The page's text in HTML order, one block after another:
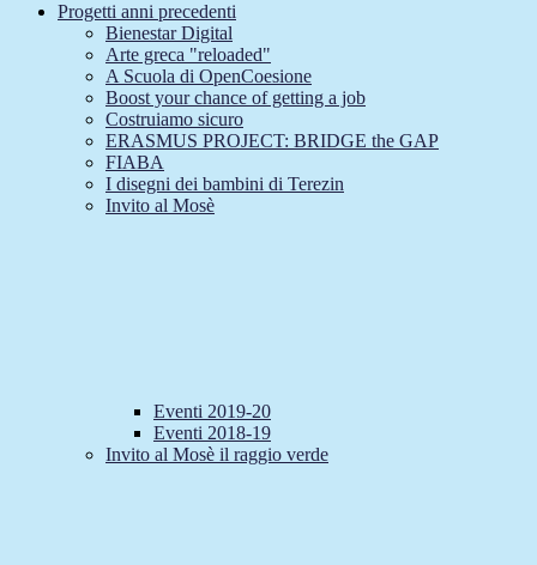
Progetti anni precedenti
Bienestar Digital
Arte greca "reloaded"
A Scuola di OpenCoesione
Boost your chance of getting a job
Costruiamo sicuro
ERASMUS PROJECT: BRIDGE the GAP
FIABA
I disegni dei bambini di Terezin
Invito al Mosè
Eventi 2019-20
Eventi 2018-19
Invito al Mosè il raggio verde